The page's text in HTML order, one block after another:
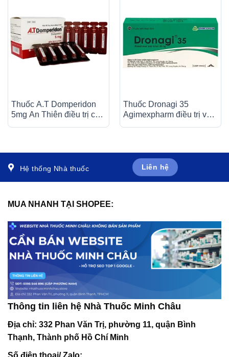
Thuốc A.T Domperidon
5mg An Thiên điều trị các
Thuốc Dronagi 35
Agimexpharm điều trị và
Hệ thống Nhà thuốc Liên hệ
MUA NHANH TẠI SHOPEE:
Thông tin liên hệ Nhà Thuốc Minh Châu
Địa chỉ: 332 Phan Văn Trị, phường 11, quận Bình
Thạnh, Thành phố Hồ Chí Minh
Số điện thoại/ Zalo: